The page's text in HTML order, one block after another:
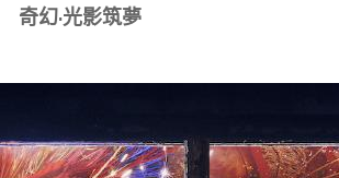
奇幻·光影筑夢